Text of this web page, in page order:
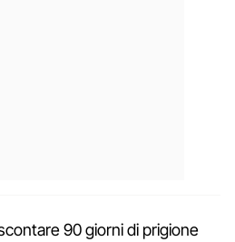
90 giorni di prigione